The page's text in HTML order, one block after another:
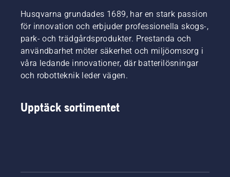
Husqvarna grundades 1689, har en stark passion
för innovation och erbjuder professionella skogs-,
park- och trädgårdsprodukter. Prestanda och
användbarhet möter säkerhet och miljöomsorg i
våra ledande innovationer, där batterilösningar
och robotteknik leder vägen.
Upptäck sortimentet